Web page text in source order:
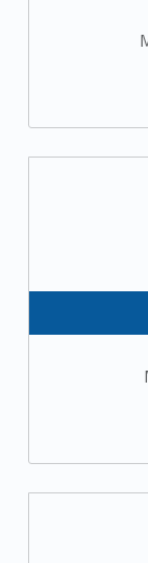
a
l
u
t
à